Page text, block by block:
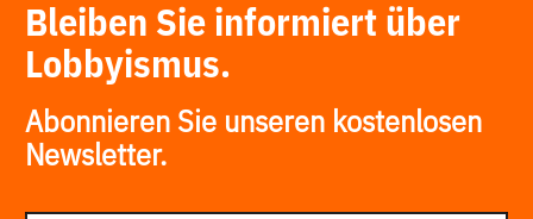
Bleiben Sie informiert über
Lobbyismus.
Abonnieren Sie unseren kostenlosen
Newsletter.